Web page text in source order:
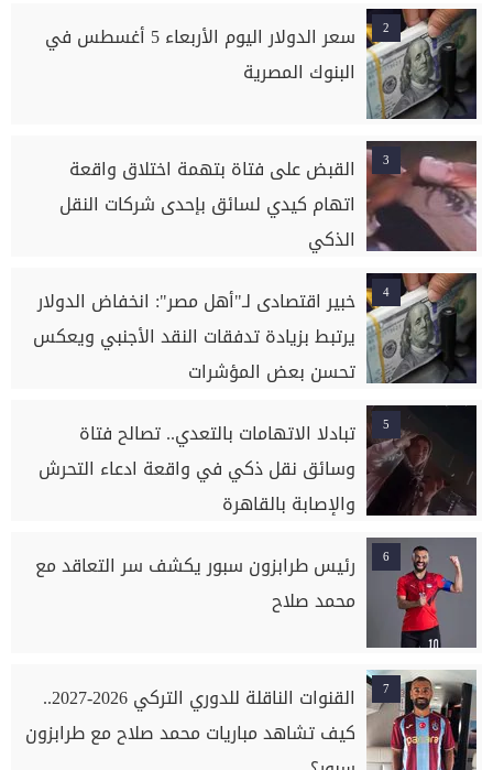
2
سعر الدولار اليوم الأربعاء 5 أغسطس في
البنوك المصرية
3
القبض على فتاة بتهمة اختلاق واقعة
اتهام كيدي لسائق بإحدى شركات النقل
الذكي
4
خبير اقتصادى لـ"أهل مصر": انخفاض الدولار
يرتبط بزيادة تدفقات النقد الأجنبي ويعكس
تحسن بعض المؤشرات
5
تبادلا الاتهامات بالتعدي.. تصالح فتاة
وسائق نقل ذكي في واقعة ادعاء التحرش
والإصابة بالقاهرة
6
رئيس طرابزون سبور يكشف سر التعاقد مع
محمد صلاح
7
القنوات الناقلة للدوري التركي 2026-2027..
كيف تشاهد مباريات محمد صلاح مع طرابزون